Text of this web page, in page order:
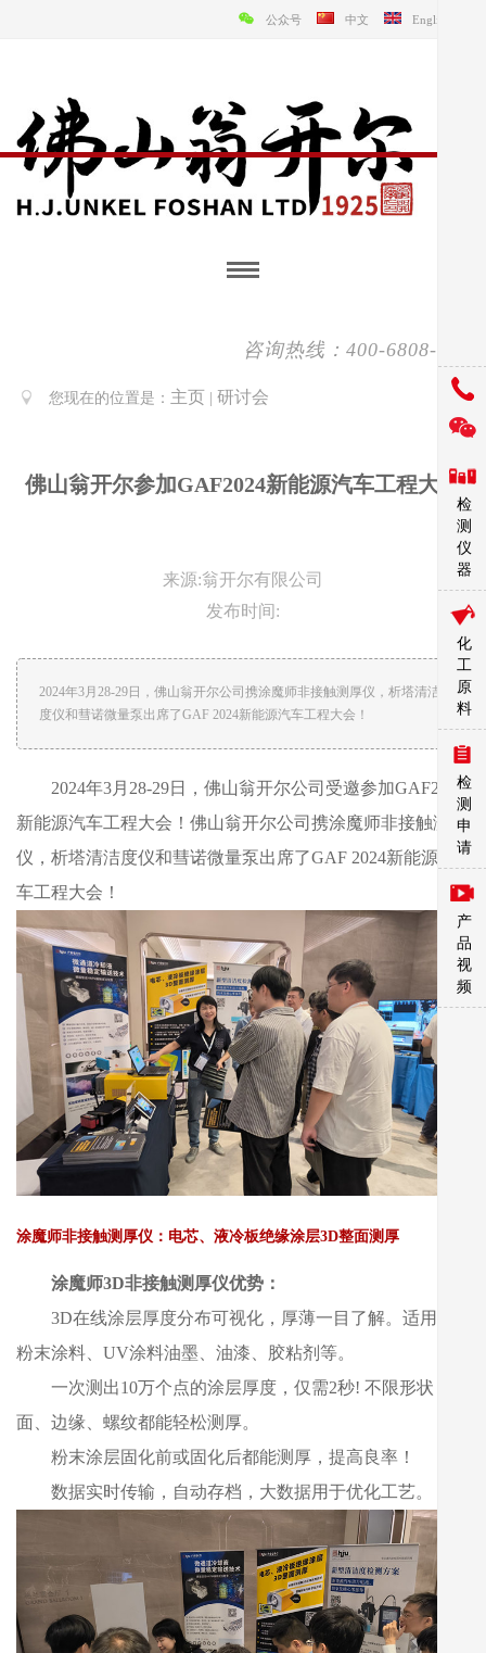
公众号 中文 English
咨询热线：400-6808-138
您现在的位置是： 主页 研讨会
佛山翁开尔参加GAF2024新能源汽车工程大会
来源:翁开尔有限公司
发布时间:
2024年3月28-29日，佛山翁开尔公司携涂魔师非接触测厚仪，析塔清洁
度仪和彗诺微量泵出席了GAF 2024新能源汽车工程大会！
2024年3月28-29日，佛山翁开尔公司受邀参加GAF2024
新能源汽车工程大会！佛山翁开尔公司携涂魔师非接触测厚
仪，析塔清洁度仪和彗诺微量泵出席了GAF 2024新能源汽
车工程大会！
涂魔师非接触测厚仪：电芯、液冷板绝缘涂层3D整面测厚
涂魔师3D非接触测厚仪优势：
3D在线涂层厚度分布可视化，厚薄一目了解。适用于
粉末涂料、UV涂料油墨、油漆、胶粘剂等。
一次测出10万个点的涂层厚度，仅需2秒! 不限形状，曲
面、边缘、螺纹都能轻松测厚。
粉末涂层固化前或固化后都能测厚，提高良率！
数据实时传输，自动存档，大数据用于优化工艺。
检
测
仪
器
化
工
原
料
检
测
申
请
产
品
视
频